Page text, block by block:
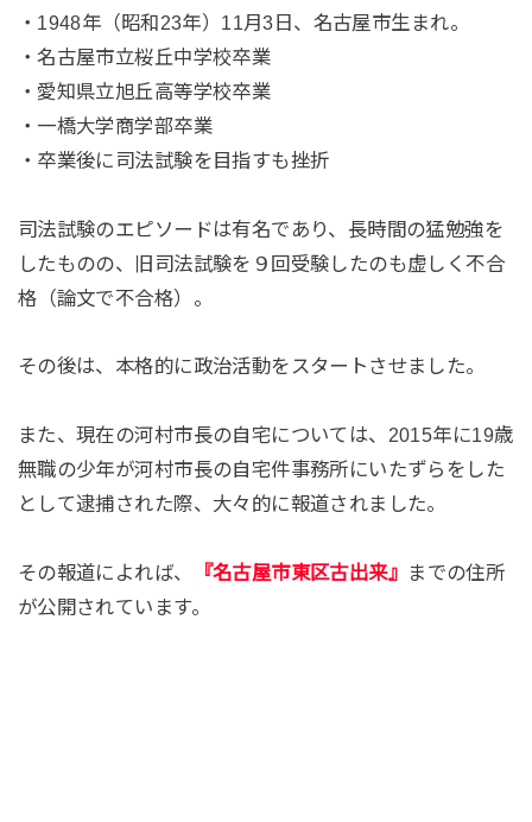
・1948年（昭和23年）11月3日、名古屋市生まれ。
・名古屋市立桜丘中学校卒業
・愛知県立旭丘高等学校卒業
・一橋大学商学部卒業
・卒業後に司法試験を目指すも挫折
司法試験のエピソードは有名であり、長時間の猛勉強を
したものの、旧司法試験を９回受験したのも虚しく不合
格（論文で不合格）。
その後は、本格的に政治活動をスタートさせました。
また、現在の河村市長の自宅については、2015年に19歳
無職の少年が河村市長の自宅件事務所にいたずらをした
として逮捕された際、大々的に報道されました。
その報道によれば、 『名古屋市東区古出来』
までの住所
が公開されています。